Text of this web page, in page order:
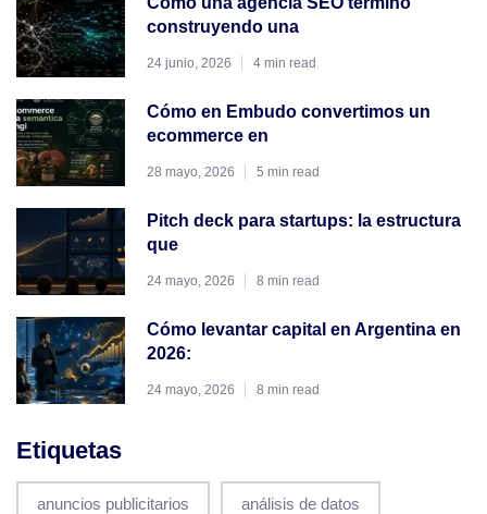
construyendo una
24 junio, 2026 4 min read
Cómo en Embudo convertimos un
ecommerce en
28 mayo, 2026 5 min read
Pitch deck para startups: la estructura
que
24 mayo, 2026 8 min read
Cómo levantar capital en Argentina en
2026:
24 mayo, 2026 8 min read
Etiquetas
anuncios publicitarios análisis de datos